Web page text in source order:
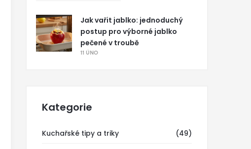
Jak vařit jablko: jednoduchý
postup pro výborné jablko
pečené v troubě
11 ÚNO
Kategorie
Kuchařské tipy a triky (49)